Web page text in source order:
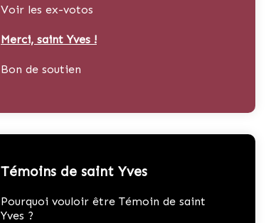
Voir les ex-votos
Merci, saint Yves !
Bon de soutien
Témoins de saint Yves
Pourquoi vouloir être Témoin de saint
Yves ?